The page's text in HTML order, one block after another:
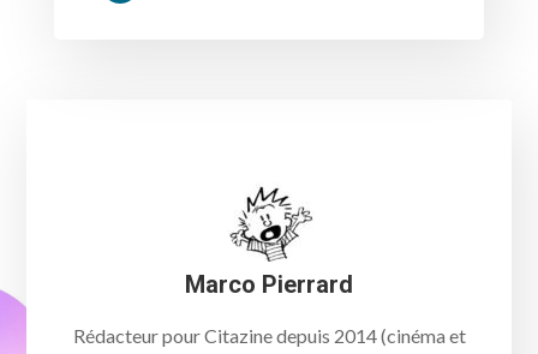
Marco Pierrard
Rédacteur pour Citazine depuis 2014 (cinéma et